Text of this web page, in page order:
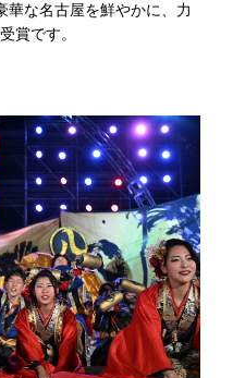
華な名古屋を鮮やかに、力
賞です。